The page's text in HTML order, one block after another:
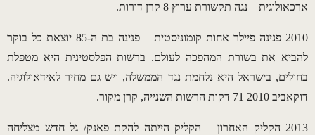
ארכאולוגית – נגה תקשורת ערוץ 8 קרן דורות.
2010 פנינה פיילר אחות קומוניסטית – פנינה בת ה-85 יוצאת כל בוקר
להביא את בשורת המהפכה לעולם. ברשות הפלסטינית היא מטפלת
בחולים, בישראל היא נלחמת נגד הממשלה, ויש גם מחיר לאידאולוגיה.
דוקאביב 2010 71 דקות הרשות השנייה, קרן מקור.
2013 הקליק האחרון – הקליק הייתה להקת פאנק/ גל חדש מצליחה